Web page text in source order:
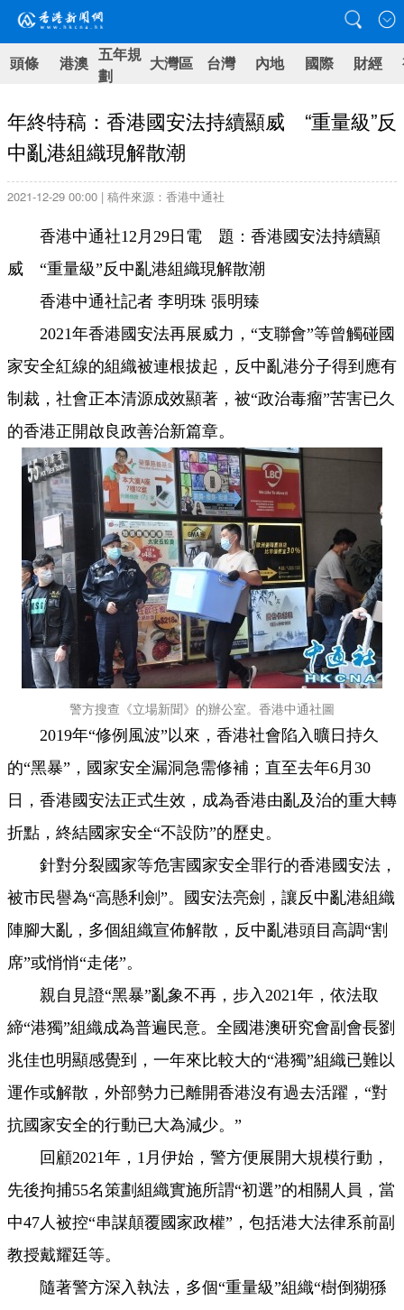
頭條 港澳 五年規
劃
大灣區 台灣 內地 國際 財經
年終特稿：香港國安法持續顯威 “重量級”反
中亂港組織現解散潮
2021-12-29 00:00 | 稿件來源：香港中通社
香港中通社12月29日電 題：香港國安法持續顯
威 “重量級”反中亂港組織現解散潮
香港中通社記者 李明珠 張明臻
2021年香港國安法再展威力，“支聯會”等曾觸碰國
家安全紅線的組織被連根拔起，反中亂港分子得到應有
制裁，社會正本清源成效顯著，被“政治毒瘤”苦害已久
的香港正開啟良政善治新篇章。
警方搜查《立場新聞》的辦公室。香港中通社圖
2019年“修例風波”以來，香港社會陷入曠日持久
的“黑暴”，國家安全漏洞急需修補；直至去年6月30
日，香港國安法正式生效，成為香港由亂及治的重大轉
折點，終結國家安全“不設防”的歷史。
針對分裂國家等危害國家安全罪行的香港國安法，
被市民譽為“高懸利劍”。國安法亮劍，讓反中亂港組織
陣腳大亂，多個組織宣佈解散，反中亂港頭目高調“割
席”或悄悄“走佬”。
親自見證“黑暴”亂象不再，步入2021年，依法取
締“港獨”組織成為普遍民意。全國港澳研究會副會長劉
兆佳也明顯感覺到，一年來比較大的“港獨”組織已難以
運作或解散，外部勢力已離開香港沒有過去活躍，“對
抗國家安全的行動已大為減少。”
回顧2021年，1月伊始，警方便展開大規模行動，
先後拘捕55名策劃組織實施所謂“初選”的相關人員，當
中47人被控“串謀顛覆國家政權”，包括港大法律系前副
教授戴耀廷等。
隨著警方深入執法，多個“重量級”組織“樹倒猢猻